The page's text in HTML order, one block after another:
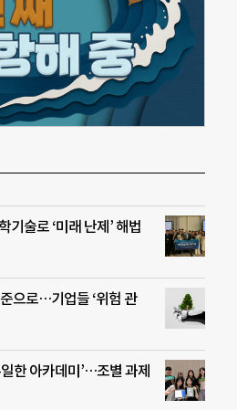
기술로 ‘미래 난제’ 해법
으로…기업들 ‘위험 관
한 아카데미’…조별 과제